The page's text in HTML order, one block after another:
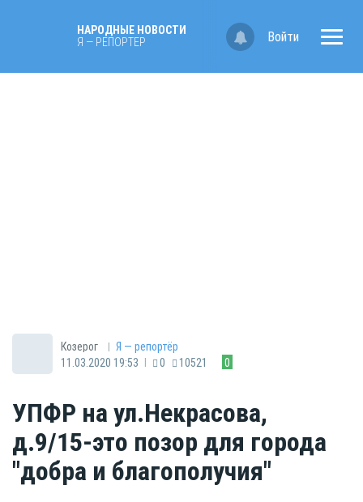
НАРОДНЫЕ НОВОСТИ
Я — РЕПОРТЁР
Войти
Козерог | Я — репортёр
11.03.2020 19:53 | 0 10521 0
УПФР на ул.Некрасова,
д.9/15-это позор для города
"добра и благополучия"